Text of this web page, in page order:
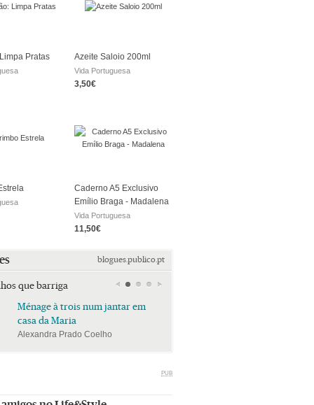
Pratas Azeite Saloio 200ml
Vida Portuguesa
3,50€
Caderno A5 Exclusivo
Emílio Braga - Madalena
Vida Portuguesa
11,50€
blogues.publico.pt
que barriga
Ménage à trois num jantar em
casa da Maria
Alexandra Prado Coelho
PUB